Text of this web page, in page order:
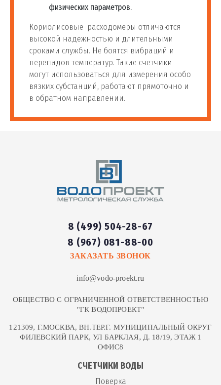
физических параметров.
Кориолисовые расходомеры отличаются
высокой надежностью и длительными
сроками службы. Не боятся вибраций и
перепадов температур. Такие счетчики
могут использоваться для измерения особо
вязких субстанций, работают прямоточно и
в обратном направлении.
8 (499) 504-28-67
8 (967) 081-88-00
ЗАКАЗАТЬ ЗВОНОК
info@vodo-proekt.ru
ОБЩЕСТВО С ОГРАНИЧЕННОЙ ОТВЕТСТВЕННОСТЬЮ
"ГК ВОДОПРОЕКТ"
121309, Г.МОСКВА, ВН.ТЕР.Г. МУНИЦИПАЛЬНЫЙ ОКРУГ
ФИЛЕВСКИЙ ПАРК, УЛ БАРКЛАЯ, Д. 18/19, ЭТАЖ 1
ОФИС8
СЧЕТЧИКИ ВОДЫ
Поверка